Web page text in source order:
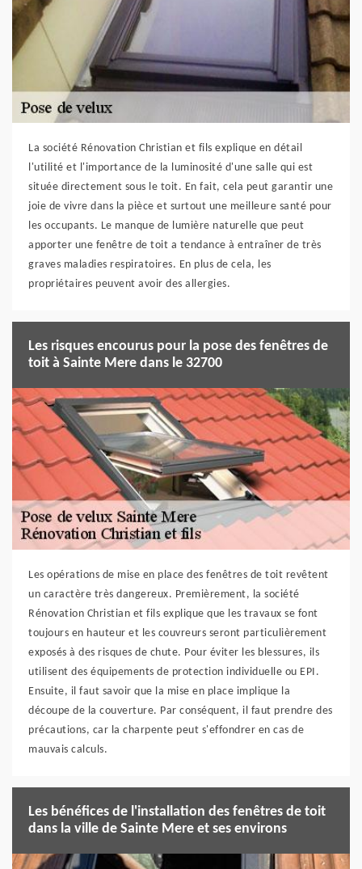
La société Rénovation Christian et fils explique en détail
l'utilité et l'importance de la luminosité d'une salle qui est
située directement sous le toit. En fait, cela peut garantir une
joie de vivre dans la pièce et surtout une meilleure santé pour
les occupants. Le manque de lumière naturelle que peut
apporter une fenêtre de toit a tendance à entraîner de très
graves maladies respiratoires. En plus de cela, les
propriétaires peuvent avoir des allergies.
Les risques encourus pour la pose des fenêtres de
toit à Sainte Mere dans le 32700
Les opérations de mise en place des fenêtres de toit revêtent
un caractère très dangereux. Premièrement, la société
Rénovation Christian et fils explique que les travaux se font
toujours en hauteur et les couvreurs seront particulièrement
exposés à des risques de chute. Pour éviter les blessures, ils
utilisent des équipements de protection individuelle ou EPI.
Ensuite, il faut savoir que la mise en place implique la
découpe de la couverture. Par conséquent, il faut prendre des
précautions, car la charpente peut s'effondrer en cas de
mauvais calculs.
Les bénéfices de l'installation des fenêtres de toit
dans la ville de Sainte Mere et ses environs